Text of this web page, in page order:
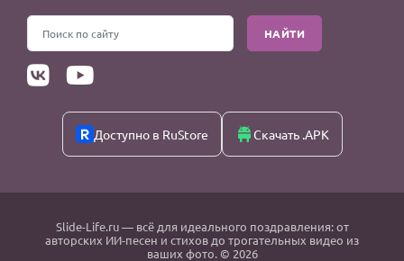
НАЙТИ
Доступно в RuStore Скачать .APK
Slide-Life.ru— всё для идеального поздравления: от
авторских ИИ-песен и стихов до трогательных видео из
ваших фото. © 2026